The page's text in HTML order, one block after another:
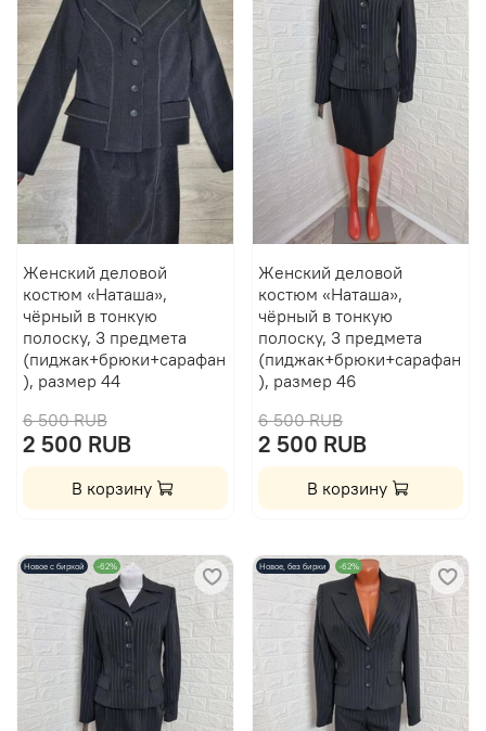
Женский деловой
костюм «Наташа»,
чёрный в тонкую
полоску, 3 предмета
(пиджак+брюки+сарафан
), размер 44
6 500 RUB
2 500 RUB
В корзину
Женский деловой
костюм «Наташа»,
чёрный в тонкую
полоску, 3 предмета
(пиджак+брюки+сарафан
), размер 46
6 500 RUB
2 500 RUB
В корзину
Новое с биркой -62% Новое, без бирки -62%